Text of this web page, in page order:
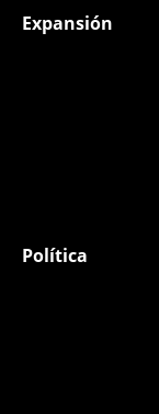
Expansión
Política